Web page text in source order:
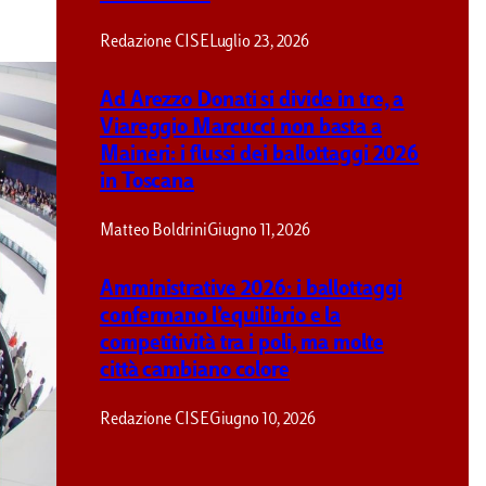
Redazione CISE Luglio 23, 2026
Ad Arezzo Donati si divide in tre, a
Viareggio Marcucci non basta a
Maineri: i flussi dei ballottaggi 2026
in Toscana
Matteo BoldriniGiugno 11, 2026
Amministrative 2026: i ballottaggi
confermano l’equilibrio e la
competitività tra i poli, ma molte
città cambiano colore
Redazione CISEGiugno 10, 2026